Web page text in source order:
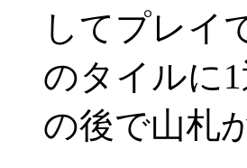
してプレイ
のタイルに
の後で山札